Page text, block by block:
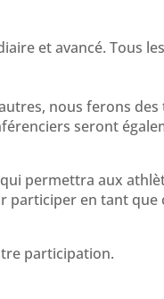
et avancé. Tous
nous ferons
seront
permettra aux
en tant que
participation.